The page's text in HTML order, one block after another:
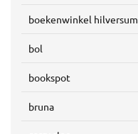
boekenwinkel hilversum
bol
bookspot
bruna